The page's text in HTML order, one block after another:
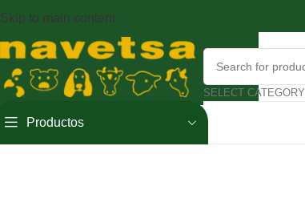
Skip to main content
SELECT CATEGORY
Productos